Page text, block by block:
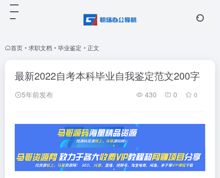
首页 • 求职文档 • 毕业鉴定 • 正文
最新2022自考本科毕业自我鉴定范文200字
5年前发布 430 0 0